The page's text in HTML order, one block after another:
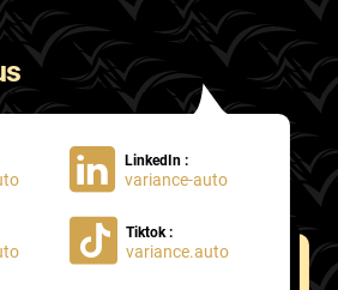
LinkedIn :
variance-auto
Tiktok :
variance.auto